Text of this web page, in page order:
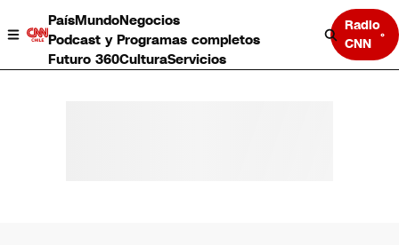
PaísMundoNegocios
Podcast y Programas completos
Futuro 360CulturaServicios
Radio
CNN